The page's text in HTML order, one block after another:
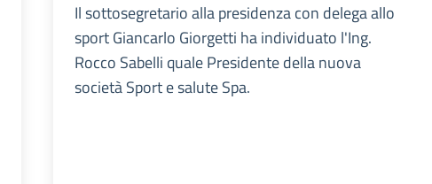
Il sottosegretario alla presidenza con delega allo
sport Giancarlo Giorgetti ha individuato l'Ing.
Rocco Sabelli quale Presidente della nuova
società Sport e salute Spa.